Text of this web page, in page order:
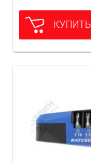
КУПИТЬ